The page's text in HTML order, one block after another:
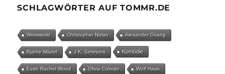
SCHLAGWÖRTER AUF TOMMR.DE
Westworld Christopher Nolan Alexander Osang
Bjarne Mädel J.K. Simmons Komödie
Evan Rachel Wood Olivia Colman Wolf Haas